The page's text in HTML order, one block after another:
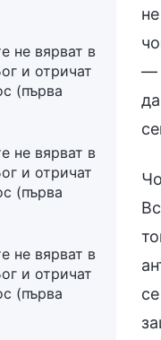
не вярват в
и отричат
(първа
не вярват в
и отричат
(първа
не вярват в
и отричат
(първа
—